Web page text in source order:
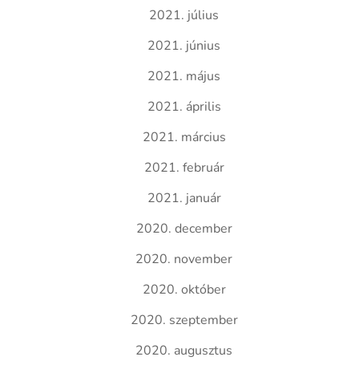
2021. július
2021. június
2021. május
2021. április
2021. március
2021. február
2021. január
2020. december
2020. november
2020. október
2020. szeptember
2020. augusztus